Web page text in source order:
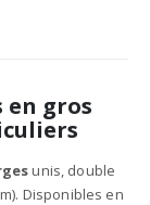
en gros
unis, double
Disponibles en